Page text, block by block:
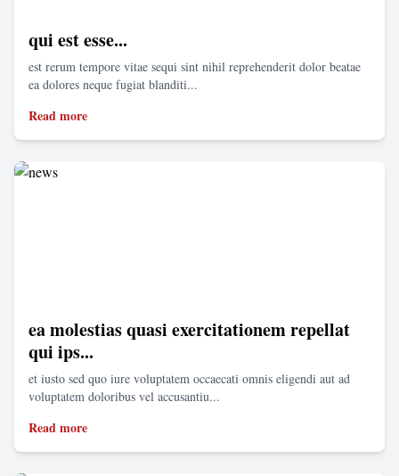
qui est esse...
est rerum tempore vitae sequi sint nihil reprehenderit dolor beatae
ea dolores neque fugiat blanditi...
Read more
ea molestias quasi exercitationem repellat
qui ips...
et iusto sed quo iure voluptatem occaecati omnis eligendi aut ad
voluptatem doloribus vel accusantiu...
Read more